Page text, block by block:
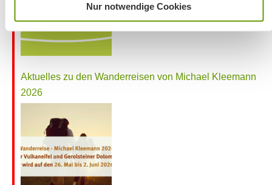
Nur notwendige Cookies
Aktuelles zu den Wanderreisen von Michael Kleemann
2026